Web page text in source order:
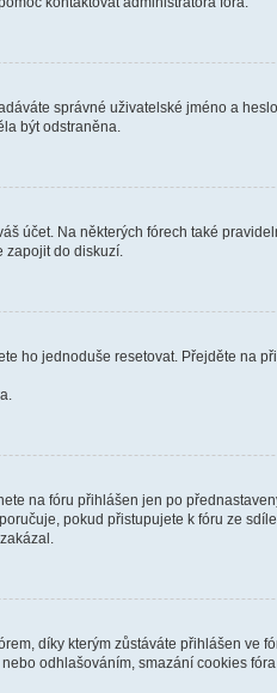
správné uživatelské jméno a
být odstraněna.
účet. Na některých fórech také
zapojit do diskuzí.
ho jednoduše resetovat. Přejděte na
na fóru přihlášen jen po
pokud přistupujete k fóru ze
díky kterým zůstáváte přihlášen
odhlašováním, smazání cookies